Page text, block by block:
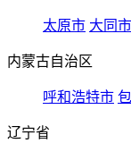
太原市 大同市
内蒙古自治区
呼和浩特市
辽宁省